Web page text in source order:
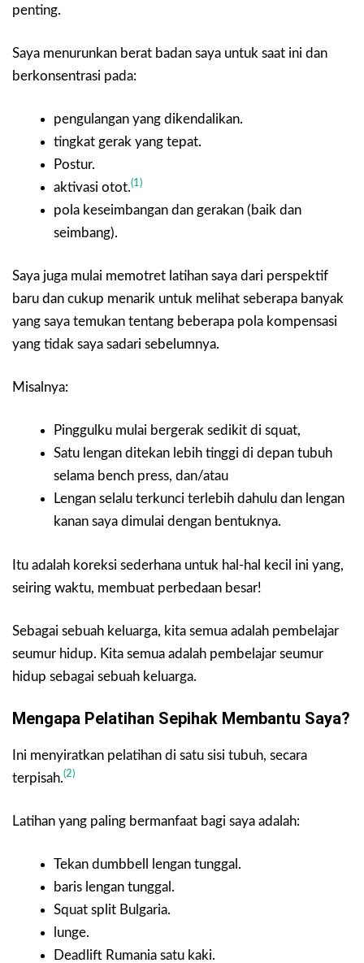
penting.
Saya menurunkan berat badan saya untuk saat ini dan
berkonsentrasi pada:
pengulangan yang dikendalikan.
tingkat gerak yang tepat.
Postur.
aktivasi otot.(1)
pola keseimbangan dan gerakan (baik dan
seimbang).
Saya juga mulai memotret latihan saya dari perspektif
baru dan cukup menarik untuk melihat seberapa banyak
yang saya temukan tentang beberapa pola kompensasi
yang tidak saya sadari sebelumnya.
Misalnya:
Pinggulku mulai bergerak sedikit di squat,
Satu lengan ditekan lebih tinggi di depan tubuh
selama bench press, dan/atau
Lengan selalu terkunci terlebih dahulu dan lengan
kanan saya dimulai dengan bentuknya.
Itu adalah koreksi sederhana untuk hal-hal kecil ini yang,
seiring waktu, membuat perbedaan besar!
Sebagai sebuah keluarga, kita semua adalah pembelajar
seumur hidup. Kita semua adalah pembelajar seumur
hidup sebagai sebuah keluarga.
Mengapa Pelatihan Sepihak Membantu Saya?
Ini menyiratkan pelatihan di satu sisi tubuh, secara
terpisah.(2)
Latihan yang paling bermanfaat bagi saya adalah:
Tekan dumbbell lengan tunggal.
baris lengan tunggal.
Squat split Bulgaria.
lunge.
Deadlift Rumania satu kaki.